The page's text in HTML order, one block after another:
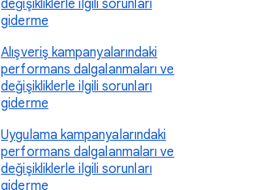
değişikliklerle ilgili sorunları
giderme
Alışveriş kampanyalarındaki
performans dalgalanmaları ve
değişikliklerle ilgili sorunları
giderme
Uygulama kampanyalarındaki
performans dalgalanmaları ve
değişikliklerle ilgili sorunları
giderme